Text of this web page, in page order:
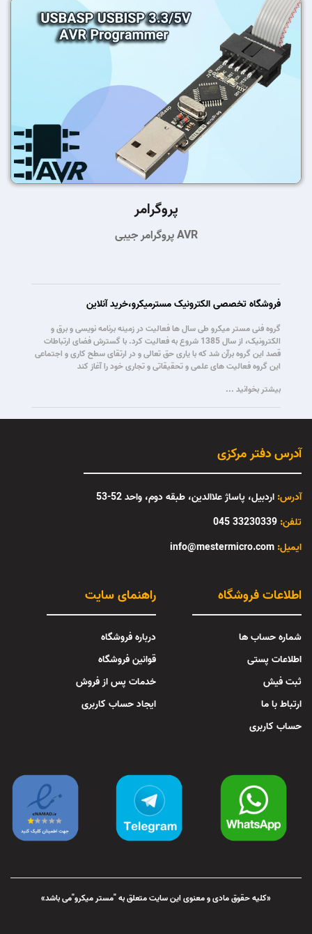
پروگرامر
پروگرامر جیبی AVR
فروشگاه تخصصی الکترونیک مسترمیکرو،خرید آنلاین
گروه فنی مستر میکرو طی سال ها فعالیت در زمینه برنامه نویسی و برق و
الکترونیک، از سال 1385 شروع به فعالیت کرد. با گسترش فضای ارتباطات
قصد این گروه برآن شد که با یاری حق تعالی و در ارتقای سطح کاری و اجتماعی
این گروه فعالیت های علمی و تحقیقاتی و تجاری خود را آغاز کند
بیشتر بخوانید ...
آدرس دفتر مرکزی
آدرس: اردبیل، پاساژ علاالدین، طبقه دوم، واحد 52-53
تلفن: 33230339 045
info@mestermicro.com :ایمیل
راهنمای سایت
درباره فروشگاه
قوانین فروشگاه
خدمات پس از فروش
ایجاد حساب کاربری
اطلاعات فروشگاه
شماره حساب ها
اطلاعات پستی
ثبت فیش
ارتباط با ما
حساب کاربری
«کلیه حقوق مادی و معنوی این سایت متعلق به "مستر میکرو"می باشد»